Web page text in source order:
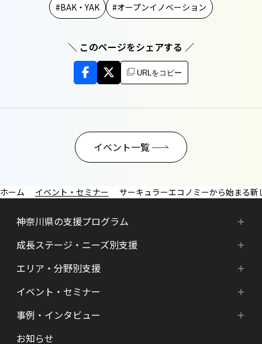
BAK・YAK オープンイノベーション
＼ このページをシェアする ／
URLをコピー
イベント一覧
イベント・セミナー サーキュラーエコノミーから始まる
神奈川県の支援プログラム
神奈川県の支援プログラム
HATSU-SHINKANAGAWA
HATSU起業家支援プログラム
SHINみなとみらい
成長ステージ・ニーズ別支援
成長ステージ・ニーズ別支援
起業準備期支援（アイデア段階）
シード期支援（事業創出段階）
エリア・分野別支援
エリア・分野別支援
HATSU-SHIN の支援拠点
イベント・セミナー
新着情報
事例・インタビュー
インタビュー（一覧）
お知らせ